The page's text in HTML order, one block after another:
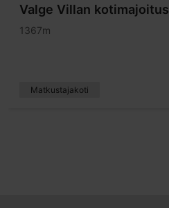
Valge Villan kotimajoitus
1367m
Matkustajakoti